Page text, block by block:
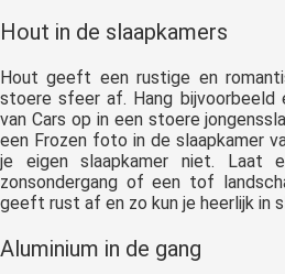
Hout in de slaapkamers
Hout geeft een rustige en
stoere sfeer af. Hang bijvoorbeeld
van Cars op in een stoere
een Frozen foto in de slaapkamer
je eigen slaapkamer niet. Laat
zonsondergang of een tof
geeft rust af en zo kun je heerlijk in
Aluminium in de gang